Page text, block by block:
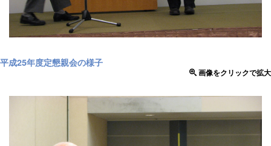
平成25年度定懇親会の様子
画像をクリックで拡大